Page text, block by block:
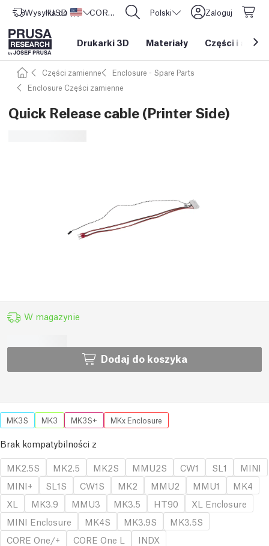
Wysyłka do Stany Zjednoczone
USD ($) CORE One L: Już w sprzedaży! Polski Zaloguj
Drukarki 3D Materiały Części i
Części zamienne
Enclosure - Spare Parts
Enclosure Części zamienne
Quick Release cable (Printer Side)
W magazynie
Dodaj do koszyka
MK3S MK3 MK3S+ MKx Enclosure
Brak kompatybilności z
MK2.5S
MK2.5 MK2S MMU2S CW1 SL1
MINI
MINI+
SL1S CW1S MK2 MMU2 MMU1
MK4
XL
MK3.9 MMU3 MK3.5 HT90
XL Enclosure
MINI Enclosure
MK4S MK3.9S
MK3.5S
CORE One/+
CORE One L INDX